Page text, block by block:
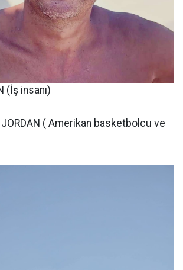
(İş insanı)
( Amerikan basketbolcu ve